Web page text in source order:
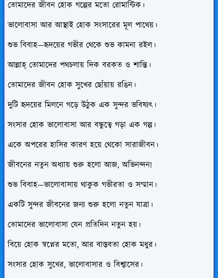
তোমাদের জীবন হোক গল্পের মতো রোমান্টিক।
ভালোবাসা আর আস্থাই হোক সংসারের মূল পাথেয়।
শুভ বিবাহ—হৃদয়ের গভীর থেকে শুভ কামনা রইল।
আল্লাহ্ তোমাদের পথচলায় দিক বরকত ও শান্তি।
তোমাদের জীবন হোক সুখের ছোঁয়ায় রঙিন।
দুটি হৃদয়ের মিলনে গড়ে উঠুক এক সুন্দর ভবিষ্যৎ।
সংসার হোক ভালোবাসা আর বন্ধুত্বে গড়া এক গল্প।
একে অপরের হাসির কারণ হয়ে থেকো সারাজীবন।
জীবনের নতুন অধ্যায় শুরু হলো আজ, অভিনন্দন!
শুভ বিবাহ—ভালোবাসায় থাকুক গভীরতা ও সম্মান।
একটি সুন্দর জীবনের জন্য শুরু হলো নতুন যাত্রা।
তোমাদের ভালোবাসা যেন প্রতিদিন নতুন হয়।
বিয়ে হোক স্বপ্নের মতো, আর বাস্তবতা হোক মধুর।
সংসার হোক সুখের, ভালোবাসার ও বিশ্বাসের।